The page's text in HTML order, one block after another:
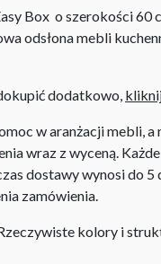
Box o szerokości
odsłona mebli
dodatkowo,
w aranżacji mebli,
wraz z wyceną.
dostawy wynosi do
zamówienia.
kolory i